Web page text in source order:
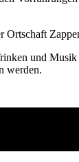
und
werden.